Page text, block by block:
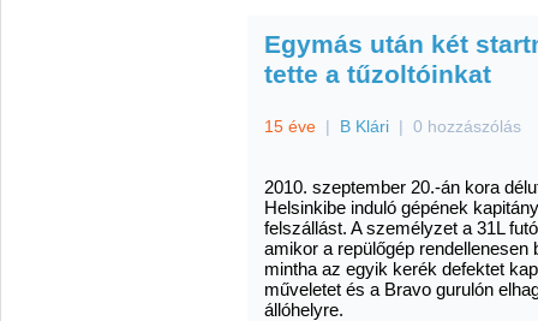
Egymás után két
tette a tűzoltóinkat
15 éve | B Klári | 0 hozzászólás
2010. szeptember 20.-án kora
Helsinkibe induló gépének
felszállást. A személyzet a 31L
amikor a repülőgép
mintha az egyik kerék defektet
műveletet és a Bravo gurulón
állóhelyre.